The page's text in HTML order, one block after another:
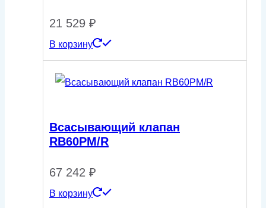
21 529 ₽
В корзину
Всасывающий клапан
RB60PM/R
67 242 ₽
В корзину